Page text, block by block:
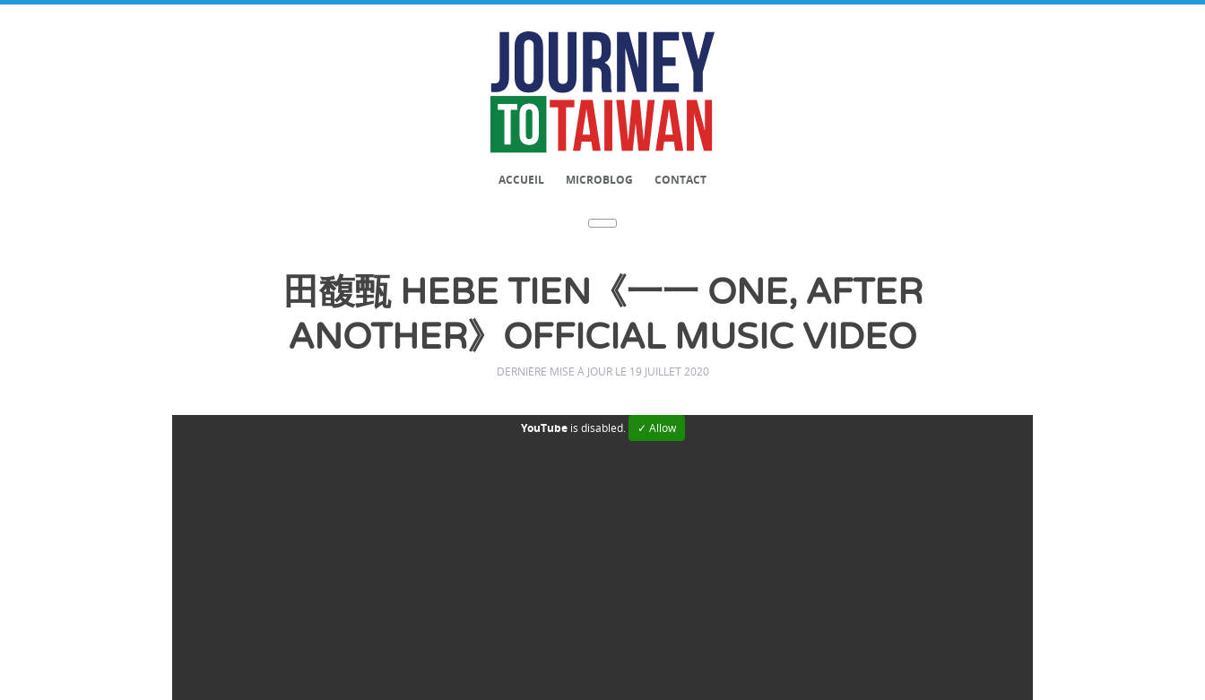
ACCUEIL MICROBLOG CONTACT
田馥甄 HEBE TIEN《一一 ONE, AFTER
ANOTHER》OFFICIAL MUSIC VIDEO
DERNIÈRE MISE À JOUR LE 19 JUILLET 2020
YouTubeis disabled. ✓ Allow